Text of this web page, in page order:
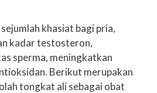
khasiat bagi pria,
kadar testosteron,
sperma, meningkatkan
Berikut merupakan
tongkat ali sebagai obat